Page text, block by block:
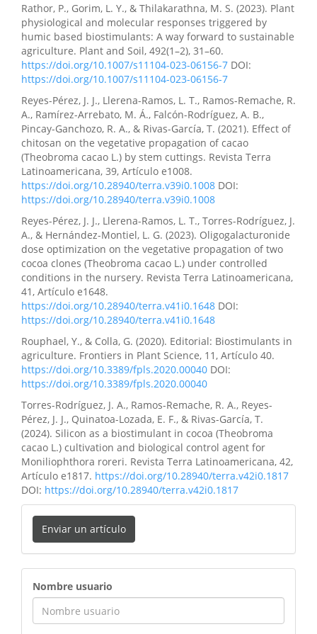
Rathor, P., Gorim, L. Y., & Thilakarathna, M. S. (2023). Plant
physiological and molecular responses triggered by
humic based biostimulants: A way forward to sustainable
agriculture. Plant and Soil, 492(1–2), 31–60.
https://doi.org/10.1007/s11104-023-06156-7 DOI:
https://doi.org/10.1007/s11104-023-06156-7
Reyes-Pérez, J. J., Llerena-Ramos, L. T., Ramos-Remache, R.
A., Ramírez-Arrebato, M. Á., Falcón-Rodríguez, A. B.,
Pincay-Ganchozo, R. A., & Rivas-García, T. (2021). Effect of
chitosan on the vegetative propagation of cacao
(Theobroma cacao L.) by stem cuttings. Revista Terra
Latinoamericana, 39, Artículo e1008.
https://doi.org/10.28940/terra.v39i0.1008 DOI:
https://doi.org/10.28940/terra.v39i0.1008
Reyes-Pérez, J. J., Llerena-Ramos, L. T., Torres-Rodríguez, J.
A., & Hernández-Montiel, L. G. (2023). Oligogalacturonide
dose optimization on the vegetative propagation of two
cocoa clones (Theobroma cacao L.) under controlled
conditions in the nursery. Revista Terra Latinoamericana,
41, Artículo e1648.
https://doi.org/10.28940/terra.v41i0.1648 DOI:
https://doi.org/10.28940/terra.v41i0.1648
Rouphael, Y., & Colla, G. (2020). Editorial: Biostimulants in
agriculture. Frontiers in Plant Science, 11, Artículo 40.
https://doi.org/10.3389/fpls.2020.00040 DOI:
https://doi.org/10.3389/fpls.2020.00040
Torres-Rodríguez, J. A., Ramos-Remache, R. A., Reyes-
Pérez, J. J., Quinatoa-Lozada, E. F., & Rivas-García, T.
(2024). Silicon as a biostimulant in cocoa (Theobroma
cacao L.) cultivation and biological control agent for
Moniliophthora roreri. Revista Terra Latinoamericana, 42,
Artículo e1817. https://doi.org/10.28940/terra.v42i0.1817
DOI: https://doi.org/10.28940/terra.v42i0.1817
Enviar un artículo
ingreso
Nombre usuario